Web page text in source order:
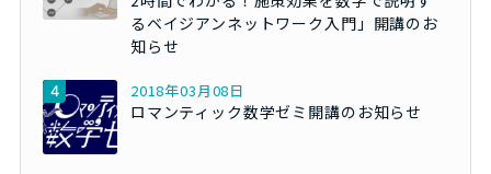
るベイジアンネットワーク入門」開講のお
知らせ
2018年03月08日
ロマンティック数学ゼミ開講のお知らせ